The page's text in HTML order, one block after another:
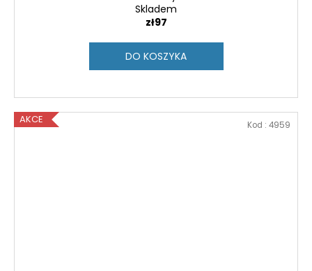
Skladem
zł97
DO KOSZYKA
AKCE Kod : 4959